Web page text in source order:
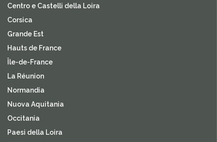
Centro e Castelli della Loira
Corsica
Grande Est
Hauts de France
Île-de-France
La Réunion
Normandia
Nuova Aquitania
Occitania
Paesi della Loira